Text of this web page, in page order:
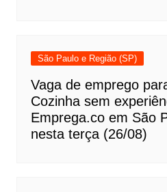
São Paulo e Região (SP)
Vaga de emprego
Cozinha sem
Emprega.co em São
nesta terça (26/08)